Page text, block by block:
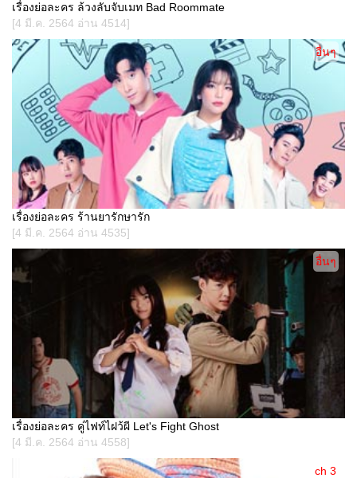
เรื่องย่อละคร ล้วงลับจับเมท Bad Roommate
[4 มี.ค. 2564 อ่าน 4514]
เรื่องย่อละคร ร้านยารักษารัก
[4 มี.ค. 2564 อ่าน 4535]
อื่นๆ
เรื่องย่อละคร คู่ไฟท์ไฝว้ผี Let's Fight Ghost
[4 มี.ค. 2564 อ่าน 4558]
อื่นๆ
ch 3